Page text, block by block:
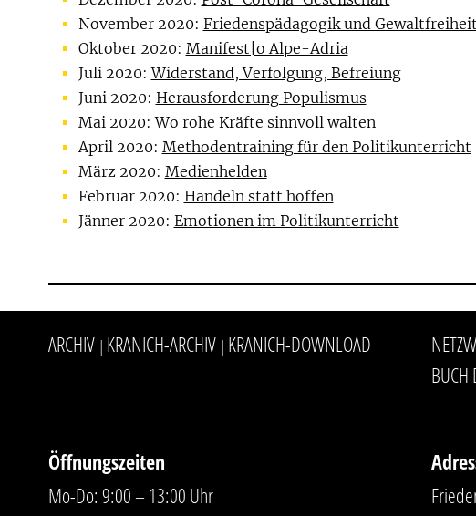
November 2020: Friedenspädagogik und Gewaltfreiheit
Oktober 2020: Manifest|o Alpe-Adria
Juli 2020:Widerstand, Verfolgung, Befreiung
Juni 2020: Herausforderung Populismus
Mai 2020:Wo rohe Kräfte sinnvoll walten
April 2020: Methodentraining für den Politikunterricht
März 2020: Medienhelden
Februar 2020: Handeln statt hoffen
Jänner 2020: Emotionen im Politikunterricht
ARCHIV | KRANICH-ARCHIV | KRANICH-DOWNLOAD
BUCH
Öffnungszeiten
Mo-Do: 9:00 – 13:00 Uhr